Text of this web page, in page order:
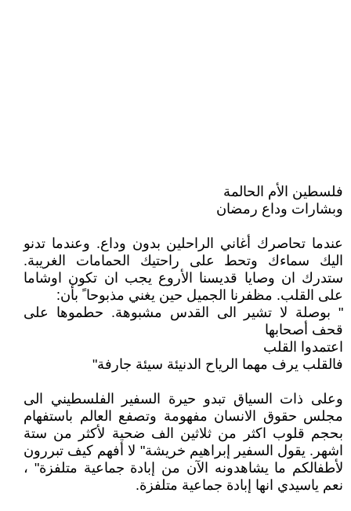
فلسطين الأم الحالمة
وبشارات وداع رمضان
عندما تحاصرك أغاني الراحلين بدون وداع. وعندما تدنو
اليك سماءك وتحط على راحتيك الحمامات الغريبة.
ستدرك ان وصايا قديسنا الأروع يجب ان تكون اوشاما
على القلب. مظفرنا الجميل حين يغني مذبوحا ً بأن:
" بوصلة لا تشير الى القدس مشبوهة. حطموها على
قحف أصحابها
اعتمدوا القلب
فالقلب يرف مهما الرياح الدنيئة سيئة جارفة"
وعلى ذات السياق تبدو حيرة السفير الفلسطيني الى
مجلس حقوق الانسان مفهومة وتصفع العالم باستفهام
بحجم قلوب اكثر من ثلاثين الف ضحية لأكثر من ستة
اشهر. يقول السفير إبراهيم خريشة" لا أفهم كيف تبررون
لأطفالكم ما يشاهدونه الآن من إبادة جماعية متلفزة" ،
نعم ياسيدي انها إبادة جماعية متلفزة.